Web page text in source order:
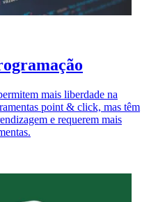
mais liberdade na
point & click, mas têm
e requerem mais